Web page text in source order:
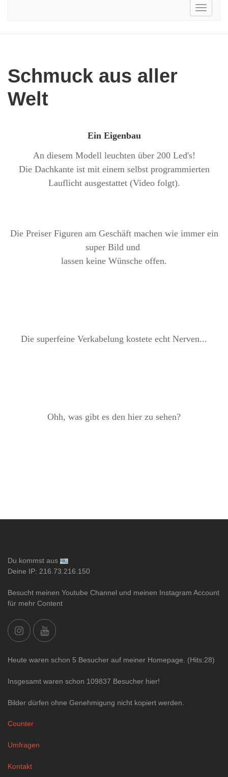
Toggle
Schmuck aus aller
Welt
Ein Eigenbau
An diesem Modell leuchten über 200 Led's!
Die Dachkante ist mit einem selbst programmierten
Lauflicht ausgestattet (Video folgt).
Die Preiser Figuren am Geschäft machen wie immer ein
super Bild und
lassen keine Wünsche offen.
Die superfeine Verkabelung kostete echt Nerven...
Ohh, was gibt es den hier zu sehen?
Du kommst aus
Deine IP: 216.73.216.150
Besucht meinen Youtube Channel und meinen Instagram Account
für mehr Content
Heute waren schon 5 Besucher auf meiner Homepage. (Hits:28)
Insgesamt waren schon 109837 Besucher hier!
Bilder dürfen ohne Genehmigung nicht kopiert werden.
Counter
Umfragen
Kontakt